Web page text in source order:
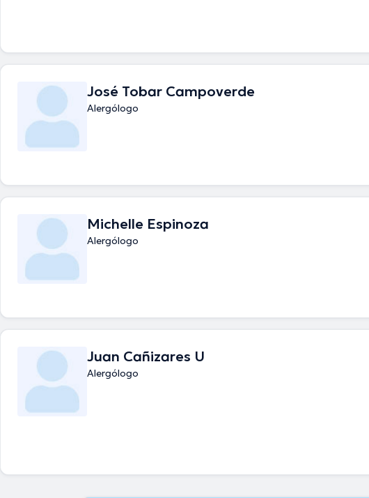
José Tobar Campoverde
Alergólogo
Michelle Espinoza
Alergólogo
Juan Cañizares U
Alergólogo